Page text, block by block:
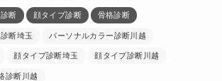
断 顔タイプ診断 骨格診断
断埼玉 パーソナルカラー診断川越
顔タイプ診断埼玉 顔タイプ診断川越
診断川越